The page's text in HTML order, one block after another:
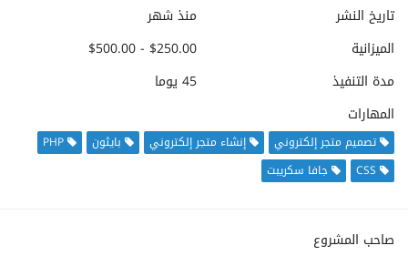
تاريخ النشر
منذ شهر
الميزانية
$250.00 - $500.00
مدة التنفيذ
45 يوما
المهارات
تصميم متجر إلكتروني إنشاء متجر إلكتروني بايثون
PHP
CSS
جافا سكريبت
صاحب المشروع